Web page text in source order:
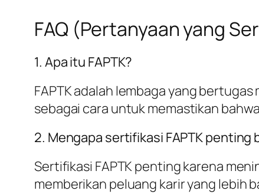
FAQ (Pertanyaan yang
1. Apa itu FAPTK?
FAPTK adalah lembaga yang
sebagai cara untuk memastikan
2. Mengapa sertifikasi FAPTK
Sertifikasi FAPTK penting karena
memberikan peluang karir yang lebih